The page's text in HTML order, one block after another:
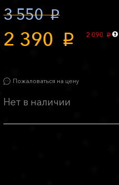
3 550 p
2 390 p 2 090 p
Пожаловаться на цену
Нет в наличии